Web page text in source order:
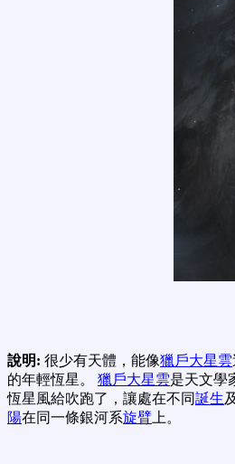
說明: 很少有天體，能像獵戶大星雲
的年輕恆星。 獵戶大星雲是天文學
恆星風給吹跑了，讓處在不同誕生
陽在同一條銀河系旋臂 上。